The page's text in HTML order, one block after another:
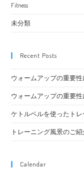
Fitness
未分類
Recent Posts
ウォームアップの重要
ウォームアップの重要
ケトルベルを使ったト
トレーニング風景のご
Calendar